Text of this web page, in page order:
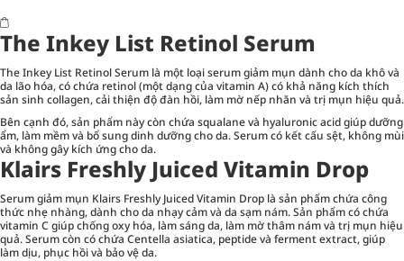
The Inkey List Retinol Serum
The Inkey List Retinol Serum là một loại serum giảm mụn dành cho da khô và
da lão hóa, có chứa retinol (một dạng của vitamin A) có khả năng kích thích
sản sinh collagen, cải thiện độ đàn hồi, làm mờ nếp nhăn và trị mụn hiệu quả.
Bên cạnh đó, sản phẩm này còn chứa squalane và hyaluronic acid giúp dưỡng
ẩm, làm mềm và bổ sung dinh dưỡng cho da. Serum có kết cấu sệt, không mùi
và không gây kích ứng cho da.
Klairs Freshly Juiced Vitamin Drop
Serum giảm mụn Klairs Freshly Juiced Vitamin Drop là sản phẩm chứa công
thức nhẹ nhàng, dành cho da nhạy cảm và da sạm nám. Sản phẩm có chứa
vitamin C giúp chống oxy hóa, làm sáng da, làm mờ thâm nám và trị mụn hiệu
quả. Serum còn có chứa Centella asiatica, peptide và ferment extract, giúp
làm dịu, phục hồi và bảo vệ da.